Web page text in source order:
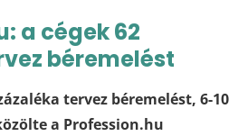
a cégek 62
béremelést
tervez béremelést, 6-10
a Profession.hu